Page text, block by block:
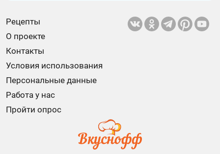
Рецепты
О проекте
Контакты
Условия использования
Персональные данные
Работа у нас
Пройти опрос